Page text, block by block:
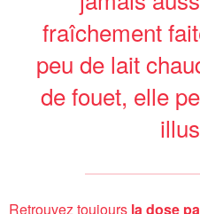
fraîchement
peu de lait
de fouet, elle
Retrouvez toujours la dose